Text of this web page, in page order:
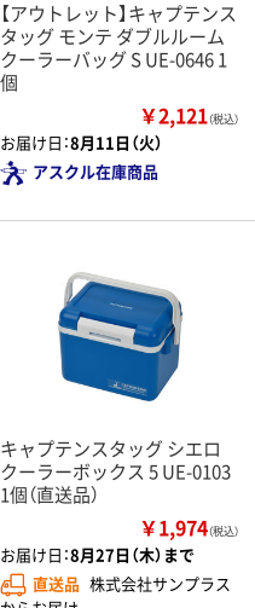
【アウトレット】キャプテンス
タッグ モンテ ダブルルーム
クーラーバッグ S UE-0646 1
個
￥2,121（税込）
お届け日：8月11日（火）
アスクル在庫商品
キャプテンスタッグ シエロ
クーラーボックス 5 UE-0103
1個（直送品）
￥1,974（税込）
お届け日：8月27日（木）まで
直送品 株式会社サンプラス